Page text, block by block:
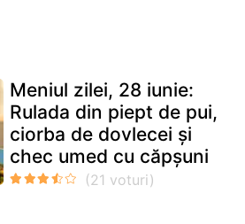
Meniul zilei, 28 iunie:
Rulada din piept de pui,
ciorba de dovlecei și
chec umed cu căpșuni